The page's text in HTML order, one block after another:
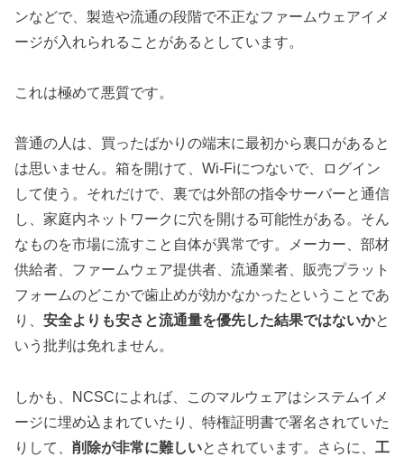
ンなどで、製造や流通の段階で不正なファームウェアイメ
ージが入れられることがあるとしています。
これは極めて悪質です。
普通の人は、買ったばかりの端末に最初から裏口があると
は思いません。箱を開けて、Wi-Fiにつないで、ログイン
して使う。それだけで、裏では外部の指令サーバーと通信
し、家庭内ネットワークに穴を開ける可能性がある。そん
なものを市場に流すこと自体が異常です。メーカー、部材
供給者、ファームウェア提供者、流通業者、販売プラット
フォームのどこかで歯止めが効かなかったということであ
り、 安全よりも安さと流通量を優先した結果ではないかと
いう批判は免れません。
しかも、NCSCによれば、このマルウェアはシステムイメ
ージに埋め込まれていたり、特権証明書で署名されていた
りして、 削除が非常に難しいとされています。さらに、 工